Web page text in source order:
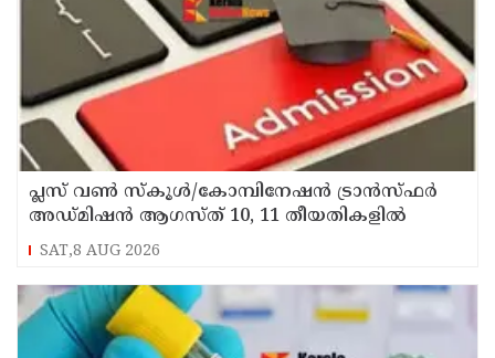
പ്ലസ് വൺ സ്‌കൂൾ/കോമ്പിനേഷൻ ട്രാൻസ്ഫർ
അഡ്മിഷൻ ആഗസ്ത് 10, 11 തീയതികളിൽ
SAT,8 AUG 2026